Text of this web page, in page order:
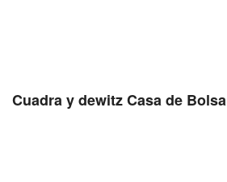
Cuadra y dewitz Casa de Bolsa